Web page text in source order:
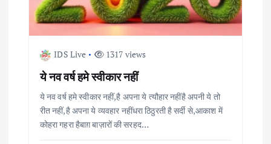
o
n
IDS Live 1317 views
ये नव वर्ष हमे स्वीकार नहीं
ये नव वर्ष हमे स्वीकार नहीं,है अपना ये त्यौहार नहींहै अपनी ये तो
रीत नहीं,है अपना ये व्यवहार नहींधरा ठिठुरती है सर्दी से,आकाश में
कोहरा गहरा हैबाग़ बाज़ारों की सरहद…